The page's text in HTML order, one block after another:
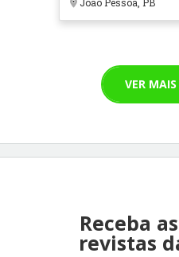
VER
Receba
revistas